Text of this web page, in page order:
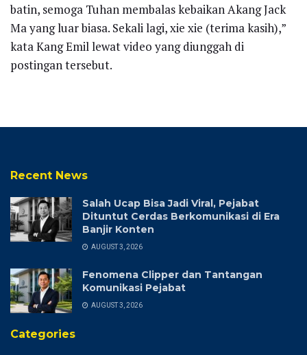
batin, semoga Tuhan membalas kebaikan Akang Jack
Ma yang luar biasa. Sekali lagi, xie xie (terima kasih),”
kata Kang Emil lewat video yang diunggah di
postingan tersebut.
Recent News
Salah Ucap Bisa Jadi Viral, Pejabat
Dituntut Cerdas Berkomunikasi di Era
Banjir Konten
AUGUST 3, 2026
Fenomena Clipper dan Tantangan
Komunikasi Pejabat
AUGUST 3, 2026
Categories